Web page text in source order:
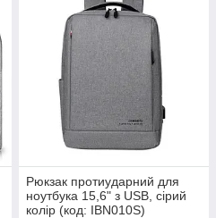
Рюкзак протиударний для
ноутбука 15,6" з USB, сірий
колір (код: IBN010S)